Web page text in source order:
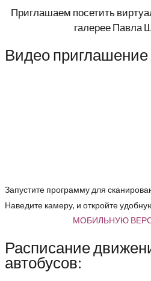
Приглашаем посетить
галерее Павла
Видео
Запустите программу для
Наведите камеру, и откройте
МОБИЛЬНУЮ
Расписание
автобусов: